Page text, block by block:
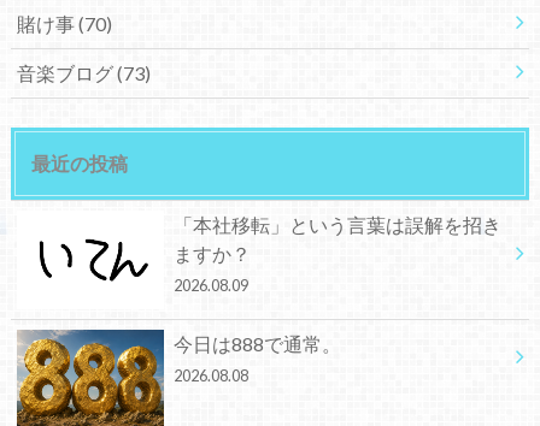
賭け事(70)
音楽ブログ(73)
最近の投稿
「本社移転」という言葉は誤解を招き
ますか？
2026.08.09
今日は888で通常。
2026.08.08